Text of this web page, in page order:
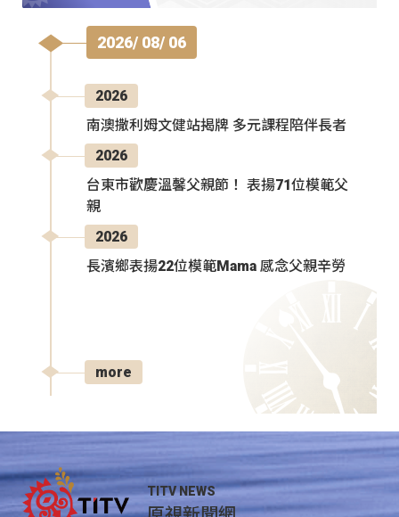
2026/ 08/ 06
2026
南澳撒利姆文健站揭牌 多元課程陪伴長者
2026
台東市歡慶溫馨父親節！ 表揚71位模範父
親
2026
長濱鄉表揚22位模範Mama 感念父親辛勞
more
TITV NEWS